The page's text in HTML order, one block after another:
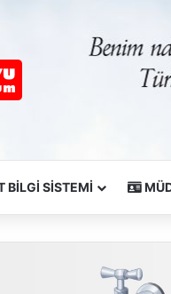
BİLGİ SİSTEMİ